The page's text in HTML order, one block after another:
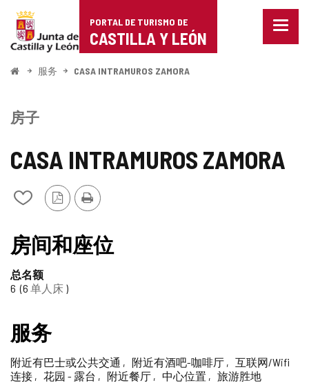
Portal
de
Turismo
Castilla
León
PORTAL DE TURISMO DE
CASTILLA Y LEÓN
菜
选
项
开
服务 CASA INTRAMUROS ZAMORA
CASA INTRAMUROS ZAMORA
从
笔
记
中
添
删
除
PDF
版
打
印
房子
房间和座位
总名额
6 6 单人床
服务
附近有巴士或公共交通 附近有酒吧-咖啡厅
互联网/Wifi
连接
花园 - 露台 附近餐厅 中心位置 旅游胜地